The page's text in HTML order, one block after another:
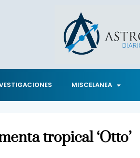
MISCELANEA
tropical ‘Otto’